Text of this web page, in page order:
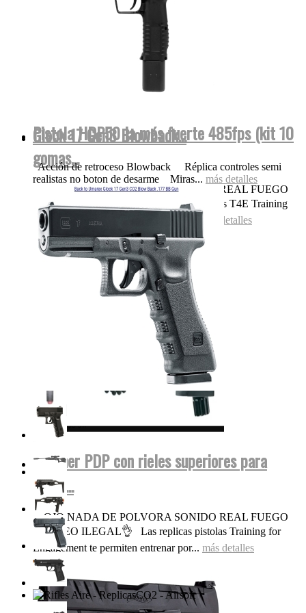
Pistola HDP50 la más fuerte 485fps (kit 10
gomas...
OJO NADA DE POLVORA SONIDO REAL FUEGO
FOGUEO ILEGAL👌 Las replicas pistolas T4E Training
for Engagement te permiten entrenar...
más detalles
Walther PDP con rieles superiores para
miras...
OJO NADA DE POLVORA SONIDO REAL FUEGO
FOGUEO ILEGAL👌 Las replicas pistolas Training for
Engagement te permiten entrenar por... más detalles
Glock 17 Gen3 Blowback...
Acción de retroceso Blowback Réplica controles semi
realistas no boton de desarme Miras... más detalles